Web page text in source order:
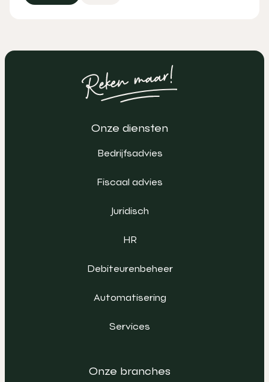
Onze diensten
Bedrijfsadvies
Fiscaal advies
Juridisch
HR
Debiteurenbeheer
Automatisering
Services
Onze branches